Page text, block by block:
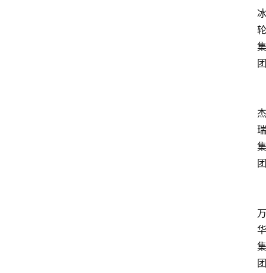
冰
轮
集
团
杰
瑞
集
团
万
华
集
团